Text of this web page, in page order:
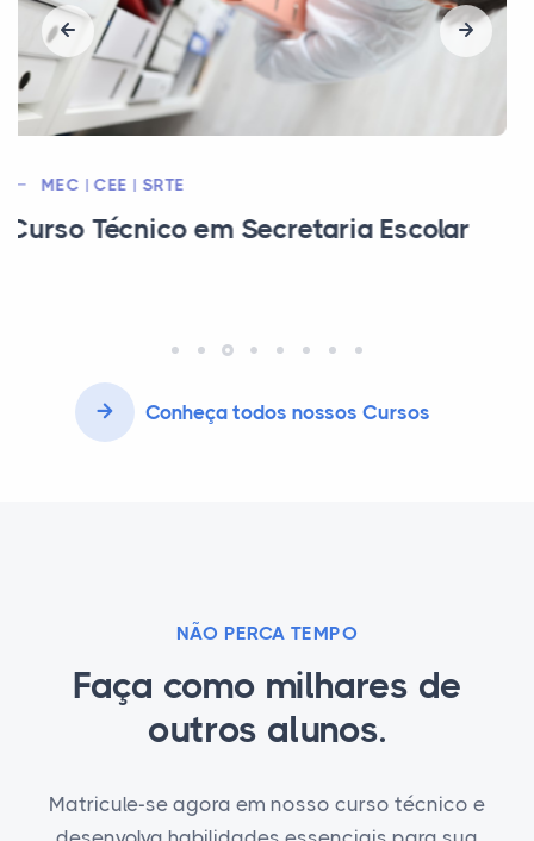
MEC / CEE
Curso Técnico em Marketing
Conheça todos nossos Cursos
NÃO PERCA TEMPO
Faça como milhares de
outros alunos.
Matricule-se agora em nosso curso técnico e